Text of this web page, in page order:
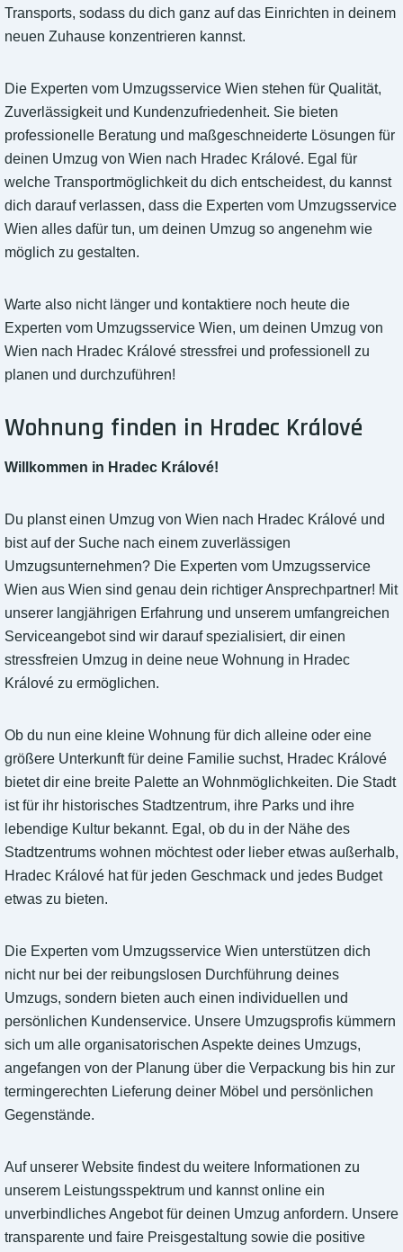
Transports, sodass du dich ganz auf das Einrichten in deinem
neuen Zuhause konzentrieren kannst.
Die Experten vom Umzugsservice Wien stehen für Qualität,
Zuverlässigkeit und Kundenzufriedenheit. Sie bieten
professionelle Beratung und maßgeschneiderte Lösungen für
deinen Umzug von Wien nach Hradec Králové. Egal für
welche Transportmöglichkeit du dich entscheidest, du kannst
dich darauf verlassen, dass die Experten vom Umzugsservice
Wien alles dafür tun, um deinen Umzug so angenehm wie
möglich zu gestalten.
Warte also nicht länger und kontaktiere noch heute die
Experten vom Umzugsservice Wien, um deinen Umzug von
Wien nach Hradec Králové stressfrei und professionell zu
planen und durchzuführen!
Wohnung finden in Hradec Králové
Willkommen in Hradec Králové!
Du planst einen Umzug von Wien nach Hradec Králové und
bist auf der Suche nach einem zuverlässigen
Umzugsunternehmen? Die Experten vom Umzugsservice
Wien aus Wien sind genau dein richtiger Ansprechpartner! Mit
unserer langjährigen Erfahrung und unserem umfangreichen
Serviceangebot sind wir darauf spezialisiert, dir einen
stressfreien Umzug in deine neue Wohnung in Hradec
Králové zu ermöglichen.
Ob du nun eine kleine Wohnung für dich alleine oder eine
größere Unterkunft für deine Familie suchst, Hradec Králové
bietet dir eine breite Palette an Wohnmöglichkeiten. Die Stadt
ist für ihr historisches Stadtzentrum, ihre Parks und ihre
lebendige Kultur bekannt. Egal, ob du in der Nähe des
Stadtzentrums wohnen möchtest oder lieber etwas außerhalb,
Hradec Králové hat für jeden Geschmack und jedes Budget
etwas zu bieten.
Die Experten vom Umzugsservice Wien unterstützen dich
nicht nur bei der reibungslosen Durchführung deines
Umzugs, sondern bieten auch einen individuellen und
persönlichen Kundenservice. Unsere Umzugsprofis kümmern
sich um alle organisatorischen Aspekte deines Umzugs,
angefangen von der Planung über die Verpackung bis hin zur
termingerechten Lieferung deiner Möbel und persönlichen
Gegenstände.
Auf unserer Website findest du weitere Informationen zu
unserem Leistungsspektrum und kannst online ein
unverbindliches Angebot für deinen Umzug anfordern. Unsere
transparente und faire Preisgestaltung sowie die positive